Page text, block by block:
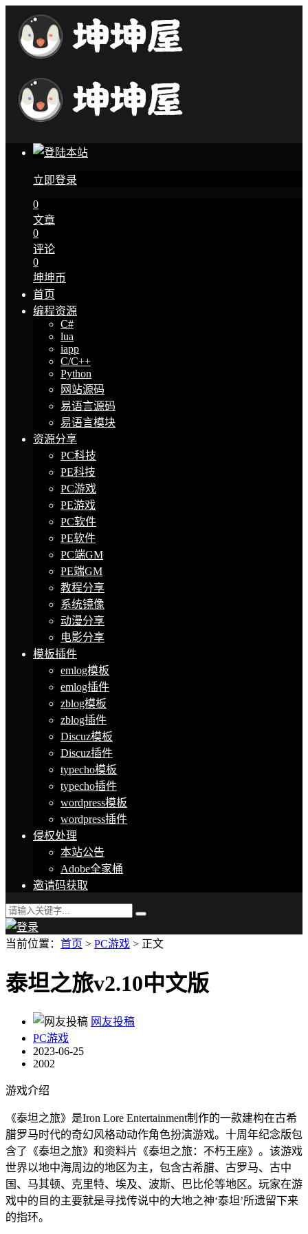
立即登录
0
文章
0
评论
0
坤坤币
首页
编程资源
C#
lua
iapp
C/C++
Python
网站源码
易语言源码
易语言模块
资源分享
PC科技
PE科技
PC游戏
PE游戏
PC软件
PE软件
PC端GM
PE端GM
教程分享
系统镜像
动漫分享
电影分享
模板插件
emlog模板
emlog插件
zblog模板
zblog插件
Discuz模板
Discuz插件
typecho模板
typecho插件
wordpress模板
wordpress插件
侵权处理
本站公告
Adobe全家桶
邀请码获取
当前位置： 首页 > PC游戏 > 正文
泰坦之旅v2.10中文版
网友投稿
PC游戏
2023-06-25
2002
游戏介绍
《泰坦之旅》是Iron Lore Entertainment制作的一款建构在古希
腊罗马时代的奇幻风格动动作角色扮演游戏。十周年纪念版包
含了《泰坦之旅》和资料片《泰坦之旅：不朽王座》。该游戏
世界以地中海周边的地区为主，包含古希腊、古罗马、古中
国、马其顿、克里特、埃及、波斯、巴比伦等地区。玩家在游
戏中的目的主要就是寻找传说中的大地之神‘泰坦’所遗留下来
的指环。